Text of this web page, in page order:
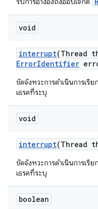
void
interrupt(Thread
ErrorIdentifier
ขัดจังหวะการดำเนินการเรี
เธรดที่ระบุ
void
interrupt(Thread
ขัดจังหวะการดำเนินการเรี
เธรดที่ระบุ
boolean